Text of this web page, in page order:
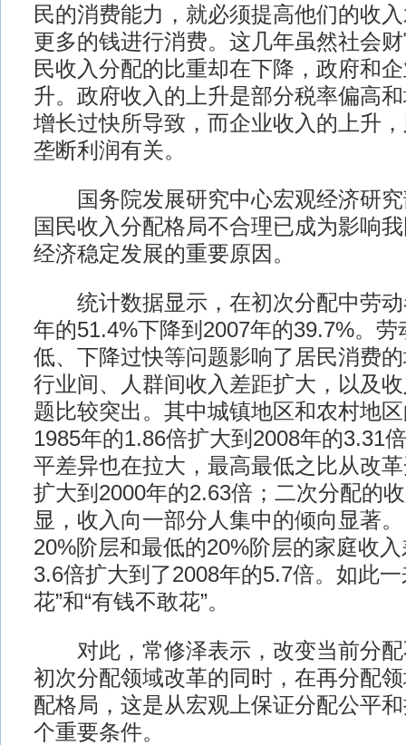
民的消费能力，就必须提高他们的收
更多的钱进行消费。这几年虽然社会
民收入分配的比重却在下降，政府和
升。政府收入的上升是部分税率偏高
增长过快所导致，而企业收入的上升
垄断利润有关。
国务院发展研究中心宏观经济研究
国民收入分配格局不合理已成为影响
经济稳定发展的重要原因。
统计数据显示，在初次分配中劳动
年的51.4%下降到2007年的39.7%。
低、下降过快等问题影响了居民消费
行业间、人群间收入差距扩大，以及
题比较突出。其中城镇地区和农村地
1985年的1.86倍扩大到2008年的3.31
平差异也在拉大，最高最低之比从改
扩大到2000年的2.63倍；二次分配的
显，收入向一部分人集中的倾向显著
20%阶层和最低的20%阶层的家庭收
3.6倍扩大到了2008年的5.7倍。如此
花”和“有钱不敢花”。
对此，常修泽表示，改变当前分配
初次分配领域改革的同时，在再分配
配格局，这是从宏观上保证分配公平
个重要条件。